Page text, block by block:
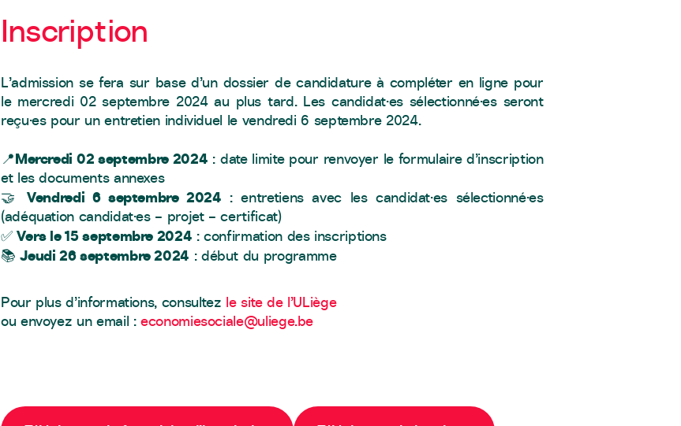
Inscription
L’admission se fera sur base d’un dossier de candidature à compléter en ligne pour
le mercredi 02 septembre 2024 au plus tard. Les candidat·es sélectionné·es seront
reçu·es pour un entretien individuel le vendredi 6 septembre 2024.
📍Mercredi 02 septembre 2024 : date limite pour renvoyer le formulaire d’inscription
et les documents annexes
🤝Vendredi 6 septembre 2024 : entretiens avec les candidat·es sélectionné·es
(adéquation candidat·es – projet – certificat)
✅Vers le 15 septembre 2024 : confirmation des inscriptions
📚Jeudi 26 septembre 2024 : début du programme
Pour plus d’informations, consultez le site de l’ULiège
ou envoyez un email :economiesociale@uliege.be